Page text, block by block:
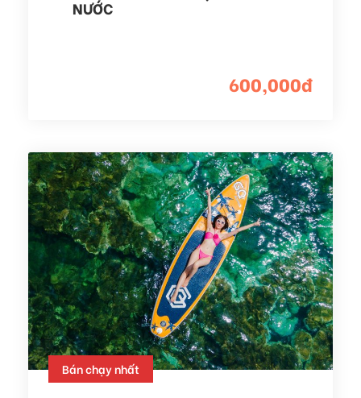
NƯỚC
600,000đ
Bán chạy nhất